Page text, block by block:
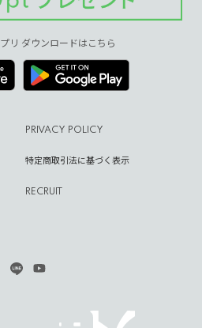
リ ダウンロードはこちら
PRIVACY POLICY
特定商取引法に基づく表示
RECRUIT